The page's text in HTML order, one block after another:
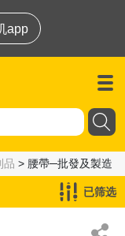
app
品 > 腰帶─批發及製造
已筛选